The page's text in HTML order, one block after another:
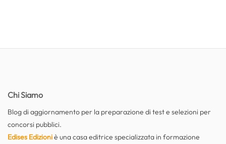
Chi Siamo
Blog di aggiornamento per la preparazione di test e selezioni per
concorsi pubblici.
Edises Edizioniè una casa editrice specializzata in formazione